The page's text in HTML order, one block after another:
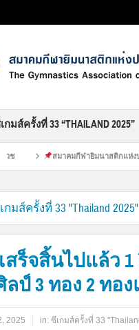
กมส์ครั้งที่ 33 “THAILAND 2025”
สมาคมกีฬายิมนาสติกแห่งประเทศไท
กมส์ครั้งที่ 33 "Thailand 2025"
ร็จสิ้นไปแล้ว
ป์ 3 ทอง 2 ทอง
2025 in: ซีเกมส์ครั้งที่ 33